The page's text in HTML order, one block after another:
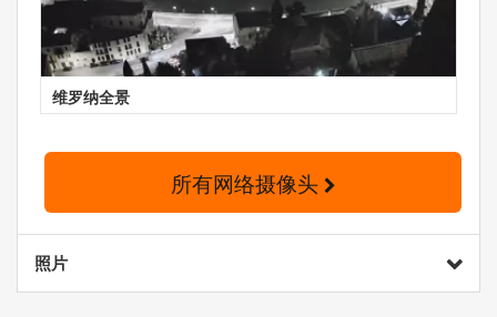
维罗纳全景
所有网络摄像头
照片